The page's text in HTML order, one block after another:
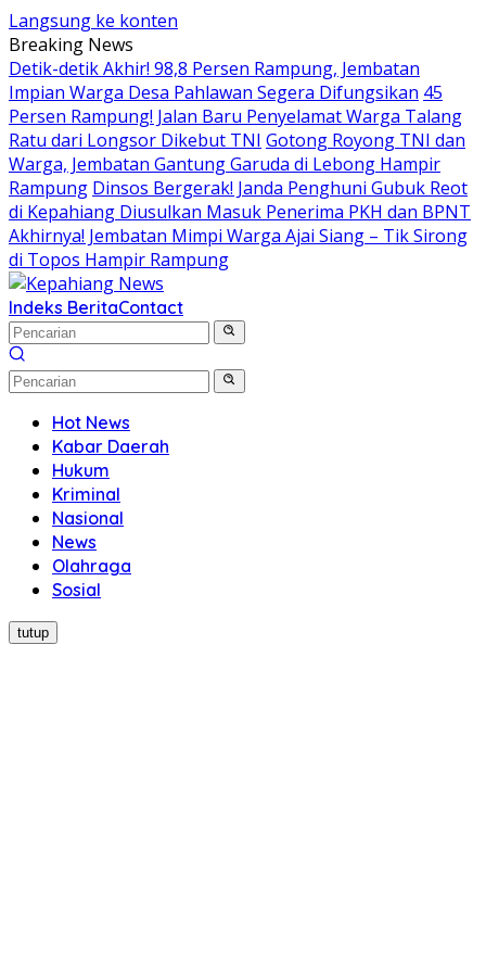
Langsung ke konten
Breaking News
Detik-detik Akhir! 98,8 Persen Rampung, Jembatan
Impian Warga Desa Pahlawan Segera Difungsikan 45
Persen Rampung! Jalan Baru Penyelamat Warga Talang
Ratu dari Longsor Dikebut TNI Gotong Royong TNI dan
Warga, Jembatan Gantung Garuda di Lebong Hampir
Rampung Dinsos Bergerak! Janda Penghuni Gubuk Reot
di Kepahiang Diusulkan Masuk Penerima PKH dan BPNT
Akhirnya! Jembatan Mimpi Warga Ajai Siang – Tik Sirong
di Topos Hampir Rampung
Indeks BeritaContact
Hot News
Kabar Daerah
Hukum
Kriminal
Nasional
News
Olahraga
Sosial
tutup